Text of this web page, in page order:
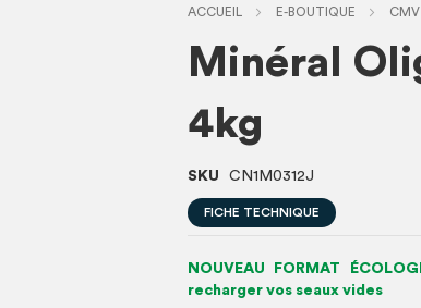
ACCUEIL E-BOUTIQUE
Minéral
4kg
SKU CN1M0312J
FICHE TECHNIQUE
NOUVEAU FORMAT
recharger vos seaux vides